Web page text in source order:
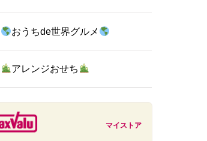
おうちde世界グルメ
アレンジおせち
マイストア